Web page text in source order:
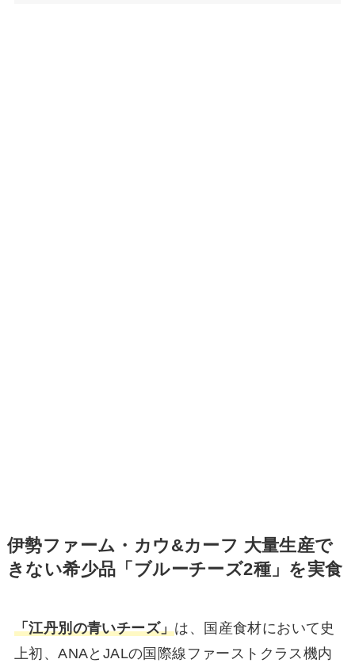
伊勢ファーム・カウ&カーフ 大量生産で
きない希少品「ブルーチーズ2種」を実食
「江丹別の青いチーズ」は、国産食材において史
上初、ANAとJALの国際線ファーストクラス機内